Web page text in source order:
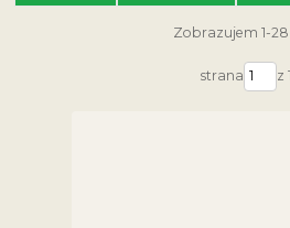
Zobrazujem 1-
strana z 1